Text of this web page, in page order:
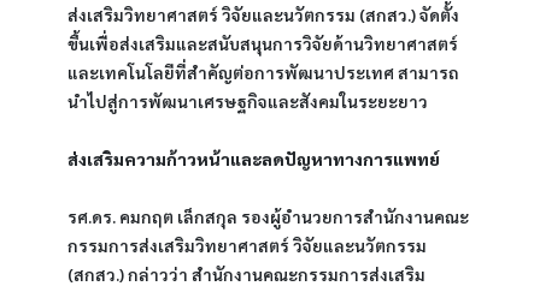
ส่งเสริมวิทยาศาสตร์ วิจัยและนวัตกรรม (สกสว.) จัดตั้ง
ขึ้นเพื่อส่งเสริมและสนับสนุนการวิจัยด้านวิทยาศาสตร์
และเทคโนโลยีที่สำคัญต่อการพัฒนาประเทศ สามารถ
นำไปสู่การพัฒนาเศรษฐกิจและสังคมในระยะยาว
ส่งเสริมความก้าวหน้าและลดปัญหาทางการแพทย์
รศ.ดร. คมกฤต เล็กสกุล รองผู้อำนวยการสำนักงานคณะ
กรรมการส่งเสริมวิทยาศาสตร์ วิจัยและนวัตกรรม
(สกสว.) กล่าวว่า สำนักงานคณะกรรมการส่งเสริม